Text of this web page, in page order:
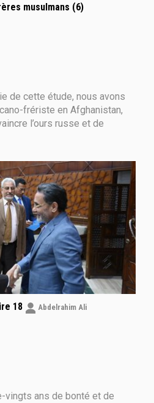
musulmans (6)
de cette étude, nous avons
frériste en Afghanistan,
l’ours russe et de
et de leurs
18 Abdelrahim Ali
vingts ans de bonté et de